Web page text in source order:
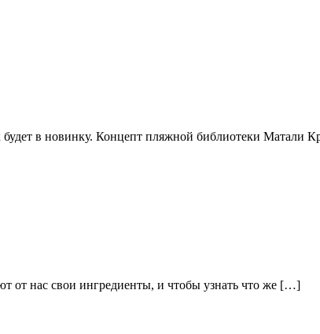
в новинку. Концепт пляжной библиотеки Матали
от нас свои ингредиенты, и чтобы узнать что же […]